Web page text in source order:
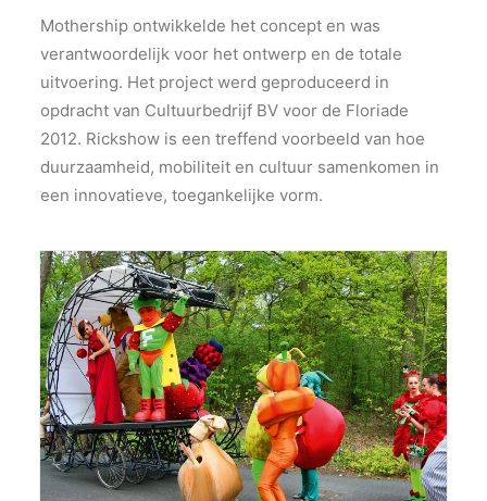
Mothership ontwikkelde het concept en was
verantwoordelijk voor het ontwerp en de totale
uitvoering. Het project werd geproduceerd in
opdracht van Cultuurbedrijf BV voor de Floriade
2012. Rickshow is een treffend voorbeeld van hoe
duurzaamheid, mobiliteit en cultuur samenkomen in
een innovatieve, toegankelijke vorm​.